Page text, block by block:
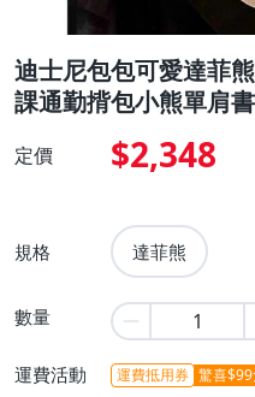
迪士尼包包可愛達菲
課通勤揹包小熊單肩
定價 $2,348
規格 達菲熊
數量
運費活動 運費抵用券 驚喜